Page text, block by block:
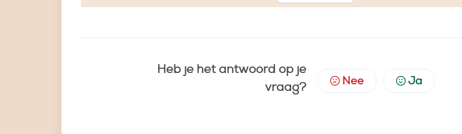
Heb je het antwoord op je
vraag?
Nee Ja